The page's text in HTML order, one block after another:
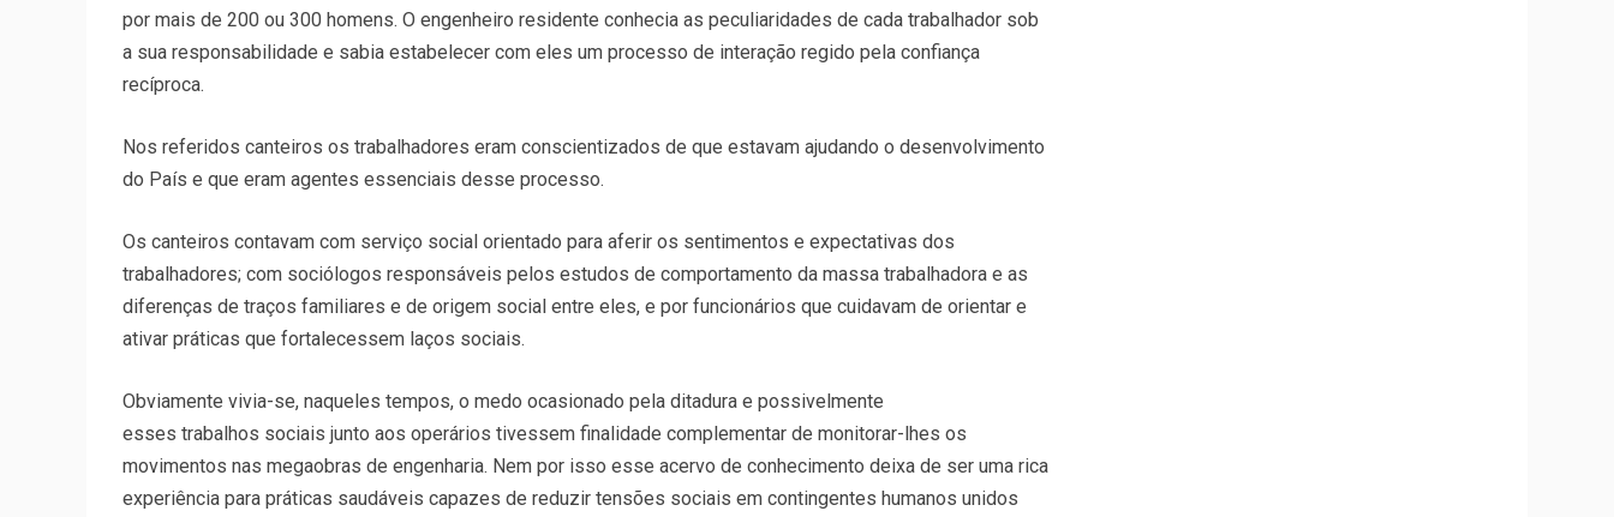
por mais de 200 ou 300 homens. O engenheiro residente conhecia as peculiaridades de cada trabalhador sob
a sua responsabilidade e sabia estabelecer com eles um processo de interação regido pela confiança
recíproca.
Nos referidos canteiros os trabalhadores eram conscientizados de que estavam ajudando o desenvolvimento
do País e que eram agentes essenciais desse processo.
Os canteiros contavam com serviço social orientado para aferir os sentimentos e expectativas dos
trabalhadores; com sociólogos responsáveis pelos estudos de comportamento da massa trabalhadora e as
diferenças de traços familiares e de origem social entre eles, e por funcionários que cuidavam de orientar e
ativar práticas que fortalecessem laços sociais.
Obviamente vivia-se, naqueles tempos, o medo ocasionado pela ditadura e possivelmente
esses trabalhos sociais junto aos operários tivessem finalidade complementar de monitorar-lhes os
movimentos nas megaobras de engenharia. Nem por isso esse acervo de conhecimento deixa de ser uma rica
experiência para práticas saudáveis capazes de reduzir tensões sociais em contingentes humanos unidos